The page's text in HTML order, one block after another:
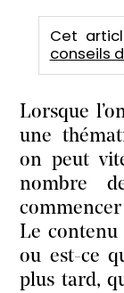
Cet
conseils
Lorsque
une
on peut
nombre
Le contenu
ou est-ce
plus tard,